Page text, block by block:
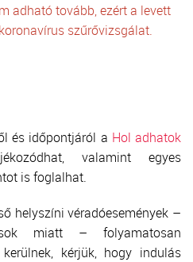
adható tovább, ezért a levett
szűrővizsgálat.
és időpontjáról a Hol adhatok
valamint egyes
is foglalhat.
helyszíni véradóesemények –
miatt – folyamatosan
kérjük, hogy indulás